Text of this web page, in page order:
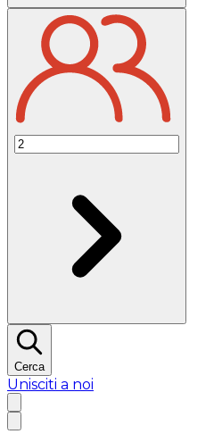
Cerca
Unisciti a noi